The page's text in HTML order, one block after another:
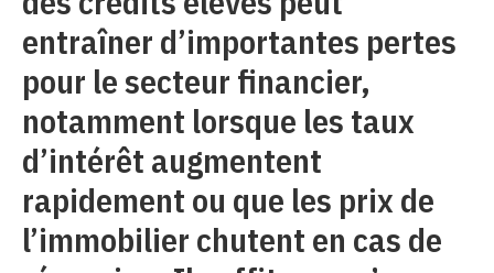
entraîner d’importantes pertes
pour le secteur financier,
notamment lorsque les taux
d’intérêt augmentent
rapidement ou que les prix de
l’immobilier chutent en cas de